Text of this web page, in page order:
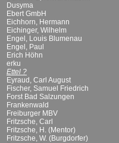
Dusyma
Ebert GmbH
Eichhorn, Hermann
Eichinger, Wilhelm
Engel, Louis Blumenau
Engel, Paul
Erich Höhn
erku
Ettel ?
Eyraud, Carl August
Fischer, Samuel Friedrich
Forst Bad Salzungen
Frankenwald
Freiburger MBV
Fritzsche, Carl
Fritzsche, H. (Mentor)
Fritzsche, W. (Burgdorfer)